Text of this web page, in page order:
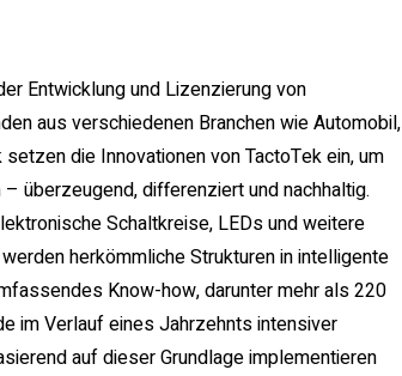
Entwicklung und Lizenzierung von
aus verschiedenen Branchen wie Automobil,
die Innovationen von TactoTek ein, um
überzeugend, differenziert und nachhaltig.
Schaltkreise, LEDs und weitere
herkömmliche Strukturen in intelligente
Know-how, darunter mehr als 220
im Verlauf eines Jahrzehnts intensiver
auf dieser Grundlage implementieren